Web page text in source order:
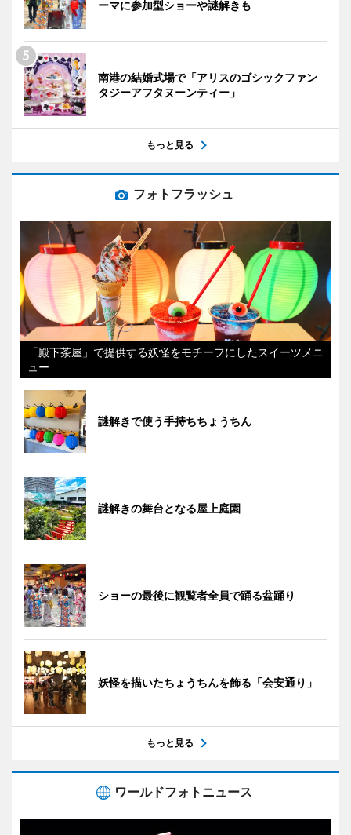
ーマに参加型ショーや謎解きも
南港の結婚式場で「アリスのゴシックファン
タジーアフタヌーンティー」
もっと見る
フォトフラッシュ
「殿下茶屋」で提供する妖怪をモチーフにしたスイーツメニ
ュー
謎解きで使う手持ちちょうちん
謎解きの舞台となる屋上庭園
ショーの最後に観覧者全員で踊る盆踊り
妖怪を描いたちょうちんを飾る「会安通り」
もっと見る
ワールドフォトニュース